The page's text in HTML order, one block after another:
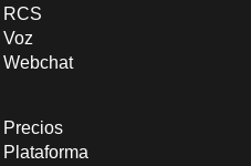
RCS
Voz
Webchat
Precios
Plataforma